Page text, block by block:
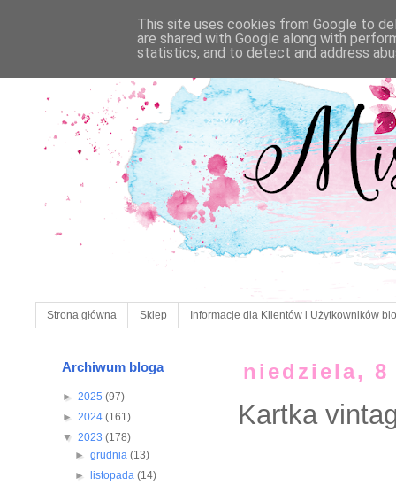
Strona główna Sklep Informacje dla Klientów i Użytkowników
niedziela, 8
Kartka
Archiwum bloga
► 2025 (97)
► 2024 (161)
▼ 2023 (178)
►grudnia(13)
►
listopada(14)
This site uses cookies from Google to
are shared with Google along with
statistics, and to detect and address